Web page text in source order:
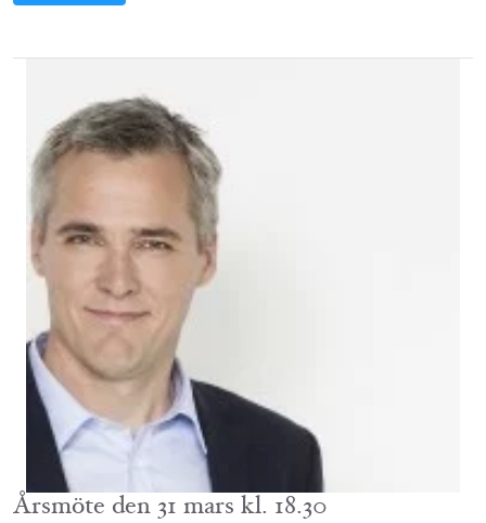
Årsmöte den 31 mars kl. 18.30